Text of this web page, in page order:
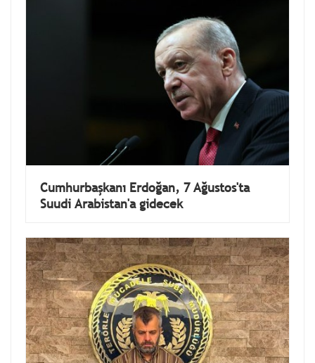
Cumhurbaşkanı Erdoğan, 7 Ağustos'ta
Suudi Arabistan'a gidecek